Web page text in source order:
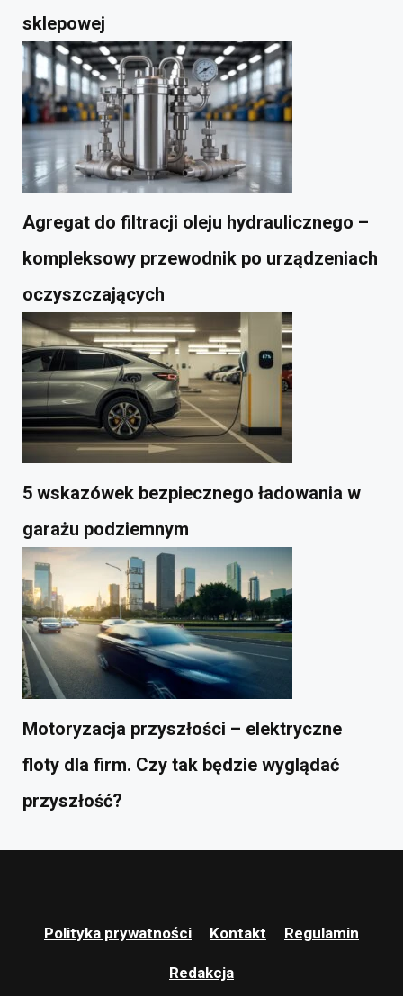
sklepowej
Agregat do filtracji oleju hydraulicznego –
kompleksowy przewodnik po urządzeniach
oczyszczających
5 wskazówek bezpiecznego ładowania w
garażu podziemnym
Motoryzacja przyszłości – elektryczne
floty dla firm. Czy tak będzie wyglądać
przyszłość?
Polityka prywatności Kontakt Regulamin
Redakcja